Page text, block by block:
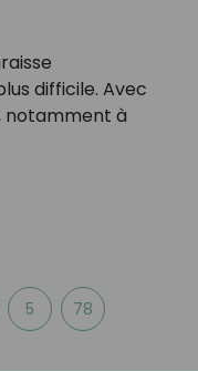
difficile. Avec
notamment à
5 78